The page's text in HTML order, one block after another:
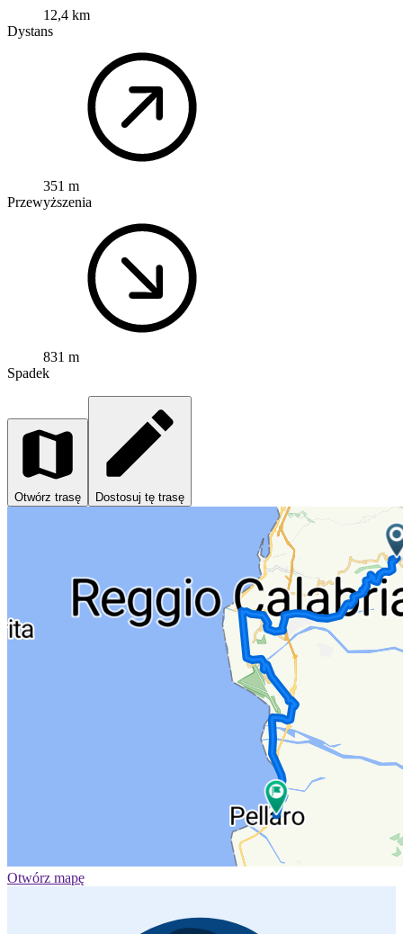
12,4 km
Dystans
351 m
Przewyższenia
831 m
Spadek
Otwórz trasę Dostosuj tę trasę
Otwórz mapę